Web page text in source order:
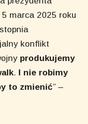
5 marca 2025 roku
konflikt
produkujemy
. I nie robimy
to zmienić” –